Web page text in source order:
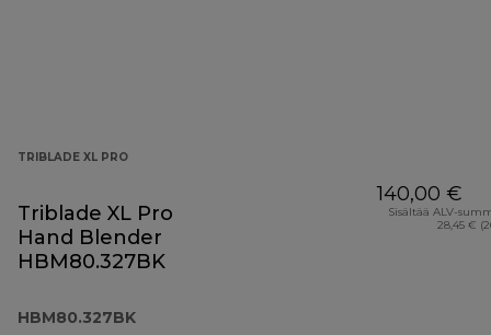
TRIBLADE XL PRO
Triblade XL Pro
Hand Blender
HBM80.327BK
HBM80.327BK
140,00 €
Sisältää ALV-
28,45 €